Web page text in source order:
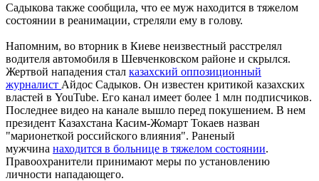
Садыкова также сообщила, что ее муж находится в тяжелом
состоянии в реанимации, стреляли ему в голову.
Напомним, во вторник в Киеве неизвестный расстрелял
водителя автомобиля в Шевченковском районе и скрылся.
Жертвой нападения стал казахский оппозиционный
журналист Айдос Садыков. Он известен критикой казахских
властей в YouTube. Его канал имеет более 1 млн подписчиков.
Последнее видео на канале вышло перед покушением. В нем
президент Казахстана Касим-Жомарт Токаев назван
"марионеткой российского влияния". Раненый
мужчина находится в больнице в тяжелом состоянии.
Правоохранители принимают меры по установлению
личности нападающего.